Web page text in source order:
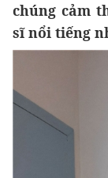
chúng cảm
sĩ nổi tiếng